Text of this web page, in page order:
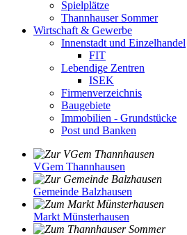
Spielplätze
Thannhauser Sommer
Wirtschaft & Gewerbe
Innenstadt und Einzelhandel
FIT
Lebendige Zentren
ISEK
Firmenverzeichnis
Baugebiete
Immobilien - Grundstücke
Post und Banken
VGem Thannhausen
Gemeinde Balzhausen
Markt Münsterhausen